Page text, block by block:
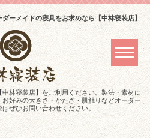
ーメイドの寝具をお求めなら【中林寝装店】
林寝装店】をご利用ください。製法・素材に
好みの大きさ・かたさ・肌触りなどオーダー
ぜひお問い合わせください。